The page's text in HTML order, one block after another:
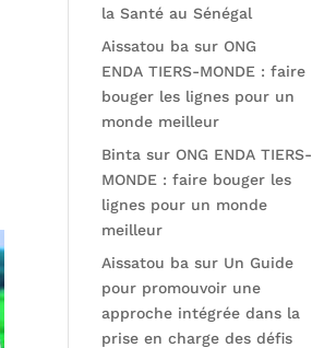
la Santé au Sénégal
Aissatou ba sur ONG
ENDA TIERS-MONDE : faire
bouger les lignes pour un
monde meilleur
Binta sur ONG ENDA TIERS-
MONDE : faire bouger les
lignes pour un monde
meilleur
Aissatou ba sur Un Guide
pour promouvoir une
approche intégrée dans la
prise en charge des défis